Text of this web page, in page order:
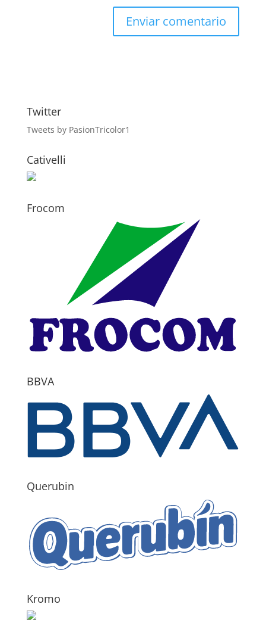
Twitter
Tweets by PasionTricolor1
Cativelli
Frocom
BBVA
Querubin
Kromo